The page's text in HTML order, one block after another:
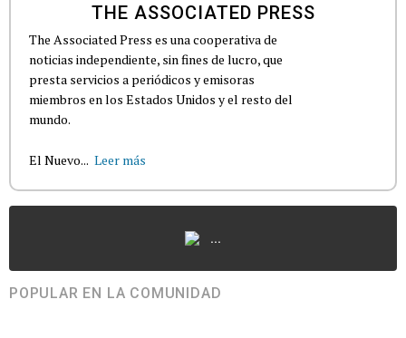
THE ASSOCIATED PRESS
The Associated Press es una cooperativa de
noticias independiente, sin fines de lucro, que
presta servicios a periódicos y emisoras
miembros en los Estados Unidos y el resto del
mundo.
El Nuevo... Leer más
...
POPULAR EN LA COMUNIDAD